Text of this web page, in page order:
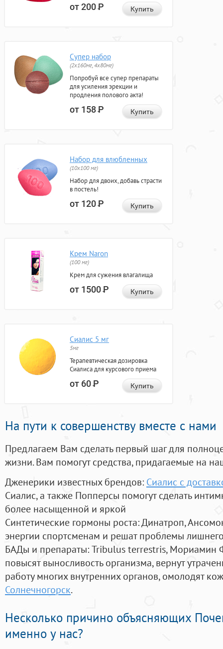
от 200Р Купить
Супер набор
(2х160мг, 4х80мг)
Попробуй все супер препараты
для усиления эрекции и
продления полового акта!
от 158Р Купить
Набор для влюбленных
(10х100 мг)
Набор для двоих, добавь страсти
в постель!
от 120Р Купить
Крем Naron
(100 мг)
Крем для сужения влагалища
от 1500Р Купить
Сиалис 5 мг
5мг
Терапевтическая дозировка
Сиалиса для курсового приема
от 60Р Купить
На пути к совершенству вместе с нами
Предлагаем Вам сделать первый шаг для
жизни. Вам помогут средства, придагаемые на
Дженерики известных брендов: Сиалис с
Сиалис, а также Попперсы помогут сделать
более насыщенной и яркой
Синтетические гормоны роста: Динатроп,
энергии спортсменам и решат проблемы
БАДы и препараты:Tribulus terrestris, Мориамин
повысят выносливость организма, вернут
работу многих внутренних органов, омолодят
Солнечногорск.
Несколько причино объясняющих
именно у нас?